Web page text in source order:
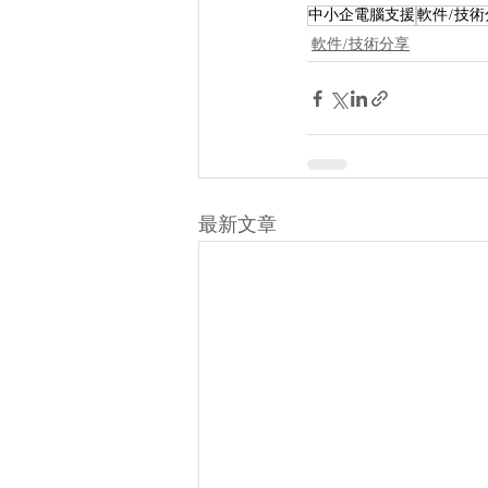
中小企電腦支援軟件/技術
軟件/技術分享
最新文章